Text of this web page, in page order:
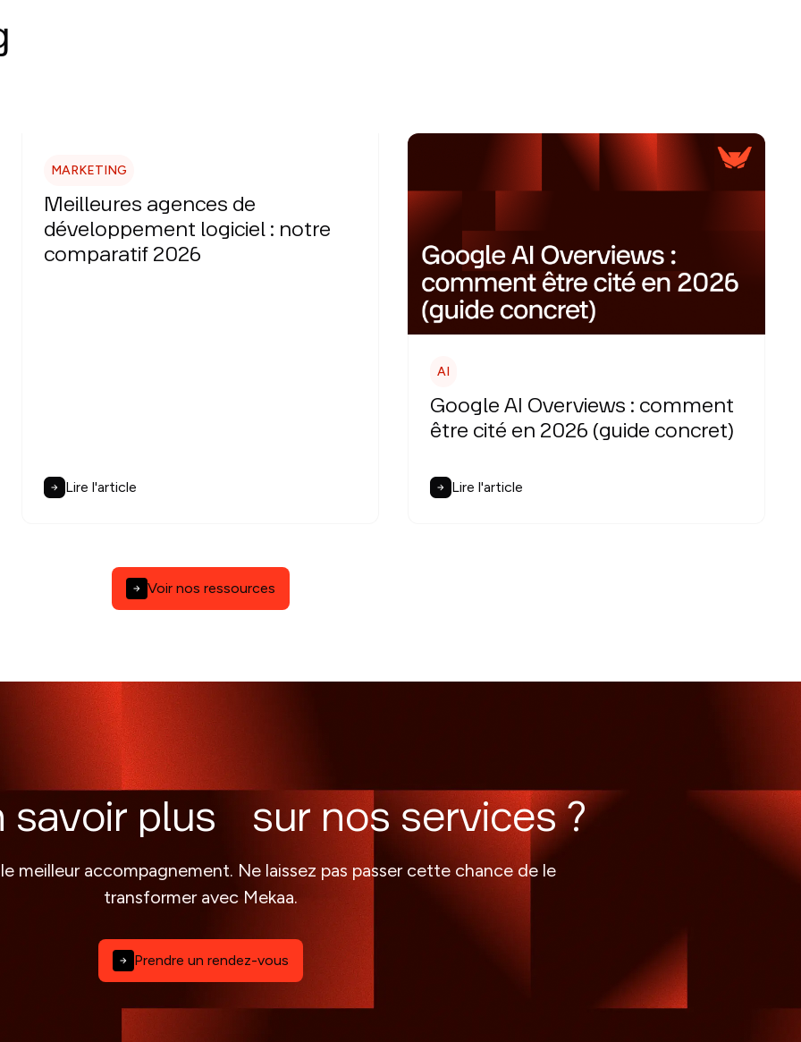
MARKETING
Meilleures agences de
développement logiciel : notre
comparatif 2026
Lire l'article
AI
Google AI Overviews : comment
être cité en 2026 (guide concret)
Lire l'article
Voir nos ressources
savoir plus sur nos services ?
meilleur accompagnement. Ne laissez pas passer cette chance de le
transformer avec Mekaa.
Prendre un rendez-vous